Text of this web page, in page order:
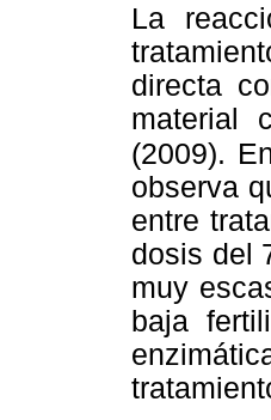
La
directa
material
(2009).
observa
entre
dosis del
muy
baja